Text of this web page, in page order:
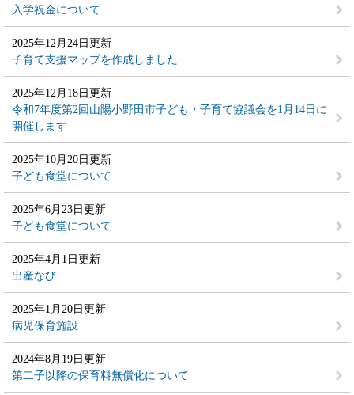
入学祝金について
2025年12月24日更新
子育て支援マップを作成しました
2025年12月18日更新
令和7年度第2回山陽小野田市子ども・子育て協議会を1月14日に
開催します
2025年10月20日更新
子ども食堂について
2025年6月23日更新
子ども食堂について
2025年4月1日更新
出産なび
2025年1月20日更新
病児保育施設
2024年8月19日更新
第二子以降の保育料無償化について